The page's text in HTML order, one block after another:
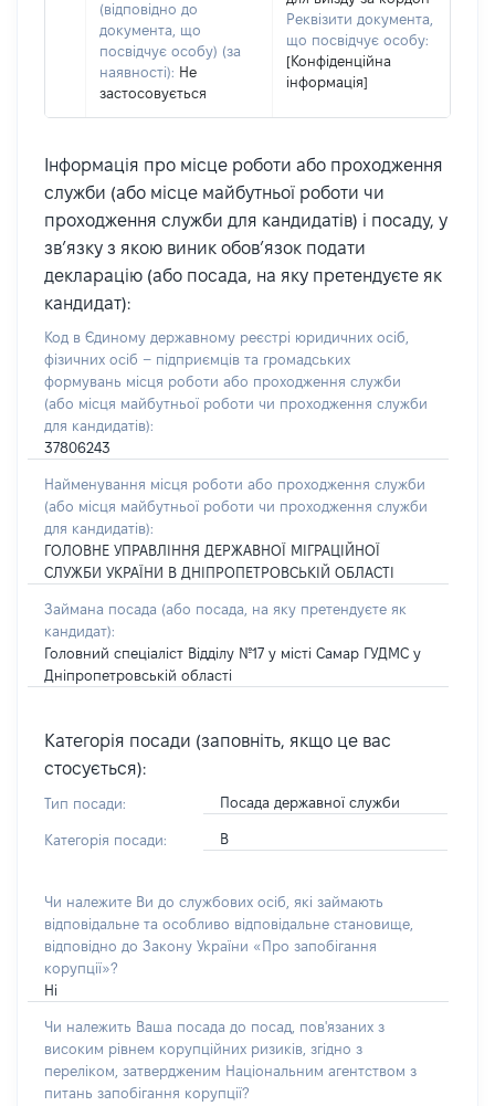
(відповідно до
документа, що
посвідчує особу) (за
наявності): Не
застосовується
Реквізити документа,
що посвідчує особу:
[Конфіденційна
інформація]
Інформація про місце роботи або проходження
служби (або місце майбутньої роботи чи
проходження служби для кандидатів) і посаду, у
зв’язку з якою виник обов’язок подати
декларацію (або посада, на яку претендуєте як
кандидат):
Код в Єдиному державному реєстрі юридичних осіб,
фізичних осіб – підприємців та громадських
формувань місця роботи або проходження служби
(або місця майбутньої роботи чи проходження служби
для кандидатів):
37806243
Найменування місця роботи або проходження служби
(або місця майбутньої роботи чи проходження служби
для кандидатів):
ГОЛОВНЕ УПРАВЛІННЯ ДЕРЖАВНОЇ МІГРАЦІЙНОЇ
СЛУЖБИ УКРАЇНИ В ДНІПРОПЕТРОВСЬКІЙ ОБЛАСТІ
Займана посада (або посада, на яку претендуєте як
кандидат):
Головний спеціаліст Відділу №17 у місті Самар ГУДМС у
Дніпропетровській області
Категорія посади (заповніть, якщо це вас
стосується):
Тип посади: Посада державної служби
Категорія посади: В
Чи належите Ви до службових осіб, які займають
відповідальне та особливо відповідальне становище,
відповідно до Закону України «Про запобігання
корупції»?
Ні
Чи належить Ваша посада до посад, пов'язаних з
високим рівнем корупційних ризиків, згідно з
переліком, затвердженим Національним агентством з
питань запобігання корупції?